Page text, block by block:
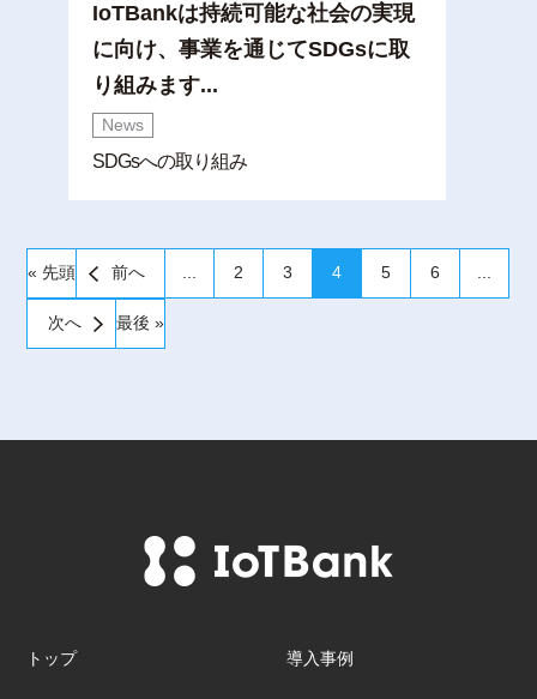
IoTBankは持続可能な社会の実現
に向け、事業を通じてSDGsに取
り組みます...
News
SDGsへの取り組み
« 先頭 前へ 2 3 4 5 6
次へ 最後 »
トップ 導入事例